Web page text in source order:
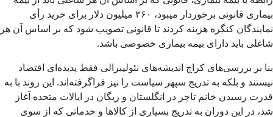
بیماری قانونی برخوردار میبود، ۳۶۰ میلیون دلار برای خرید رأی
نمایندگان کنگره هزینه کردند تا قانونی تصویب شود که بر اساس آن هر
شاغلی باید دارای بیمه بیماری خصوصی باشد.
بنا بر بررسی‌های کراچ اندیشه‌های نئولیبرالی فقط پدیده‌ای اقتصاد
نیستند و بلکه به تدریج سپهر سیاست را نیز فراگرفته‌اند. این روند با به
قدرت رسیدن خانم تاچر در انگلستان و ریگان در ایالات متحده آغاز
شد، در این دوران به تدریج بسیاری از کالاها و خدماتی که از سوی